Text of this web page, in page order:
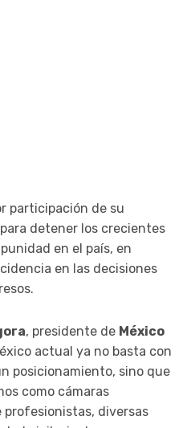
participación de su
detener los crecientes
en el país, en
en las decisiones
, presidente de México
actual ya no basta con
posicionamiento, sino que
como cámaras
profesionistas, diversas